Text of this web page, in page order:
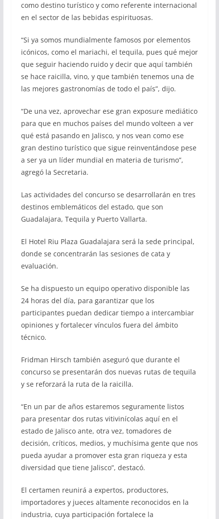
como destino turístico y como referente internacional
en el sector de las bebidas espirituosas.
“Si ya somos mundialmente famosos por elementos
icónicos, como el mariachi, el tequila, pues qué mejor
que seguir haciendo ruido y decir que aquí también
se hace raicilla, vino, y que también tenemos una de
las mejores gastronomías de todo el país”, dijo.
“De una vez, aprovechar ese gran exposure mediático
para que en muchos países del mundo volteen a ver
qué está pasando en Jalisco, y nos vean como ese
gran destino turístico que sigue reinventándose pese
a ser ya un líder mundial en materia de turismo”,
agregó la Secretaria.
Las actividades del concurso se desarrollarán en tres
destinos emblemáticos del estado, que son
Guadalajara, Tequila y Puerto Vallarta.
El Hotel Riu Plaza Guadalajara será la sede principal,
donde se concentrarán las sesiones de cata y
evaluación.
Se ha dispuesto un equipo operativo disponible las
24 horas del día, para garantizar que los
participantes puedan dedicar tiempo a intercambiar
opiniones y fortalecer vínculos fuera del ámbito
técnico.
Fridman Hirsch también aseguró que durante el
concurso se presentarán dos nuevas rutas de tequila
y se reforzará la ruta de la raicilla.
“En un par de años estaremos seguramente listos
para presentar dos rutas vitivinícolas aquí en el
estado de Jalisco ante, otra vez, tomadores de
decisión, críticos, medios, y muchísima gente que nos
pueda ayudar a promover esta gran riqueza y esta
diversidad que tiene Jalisco”, destacó.
El certamen reunirá a expertos, productores,
importadores y jueces altamente reconocidos en la
industria, cuya participación fortalece la